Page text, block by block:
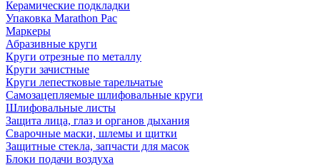
Керамические подкладки
Упаковка Marathon Pac
Маркеры
Абразивные круги
Круги отрезные по металлу
Круги зачистные
Круги лепестковые тарельчатые
Самозацепляемые шлифовальные круги
Шлифовальные листы
Защита лица, глаз и органов дыхания
Сварочные маски, шлемы и щитки
Защитные стекла, запчасти для масок
Блоки подачи воздуха